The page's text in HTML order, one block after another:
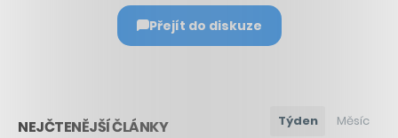
Přejít do diskuze
NEJČTENĚJŠÍ ČLÁNKY Týden Měsíc